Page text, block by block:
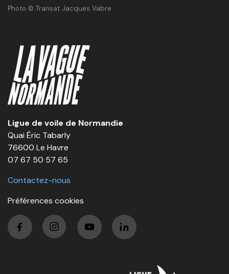
Photo © Transat Jacques Vabre
Ligue de voile de Normandie
Quai Éric Tabarly
76600 Le Havre
07 67 50 57 65
Contactez-nous
Préférences cookies